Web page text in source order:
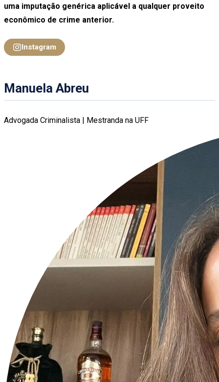
uma imputação genérica aplicável a qualquer proveito
econômico de crime anterior.
Instagram
Manuela Abreu
Advogada Criminalista | Mestranda na UFF